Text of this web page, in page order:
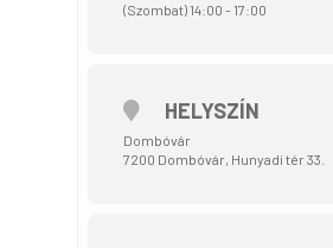
(Szombat) 14:00 - 17:00
HELYSZÍN
Dombóvár
7200 Dombóvár, Hunyadi tér 33.